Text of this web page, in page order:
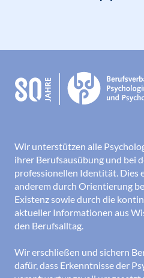
Wir unterstützen alle
ihrer Berufsausübung und bei
professionellen Identität. Dies
anderem durch Orientierung
Existenz sowie durch die
aktueller Informationen aus
den Berufsalltag.
Wir erschließen und sichern
dafür, dass Erkenntnisse der